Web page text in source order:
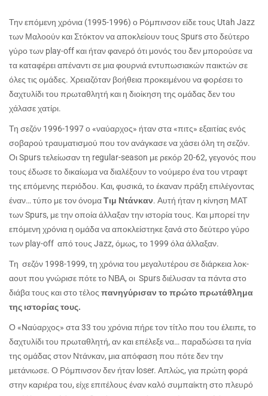
Την επόμενη χρόνια (1995-1996) ο Ρόμπινσον είδε τους Utah Jazz
των Μαλοούν και Στόκτον να αποκλείουν τους Spurs στο δεύτερο
γύρο των play-off και ήταν φανερό ότι μονός του δεν μπορούσε να
τα καταφέρει απέναντι σε μια φουρνιά εντυπωσιακών παικτών σε
όλες τις ομάδες. Χρειαζόταν βοήθεια προκειμένου να φορέσει το
δαχτυλίδι του πρωταθλητή και η διοίκηση της ομάδας δεν του
χάλασε χατίρι.
Τη σεζόν 1996-1997 ο «ναύαρχος» ήταν στα «πιτς» εξαιτίας ενός
σοβαρού τραυματισμού που τον ανάγκασε να χάσει όλη τη σεζόν.
Οι Spurs τελείωσαν τη regular-season με ρεκόρ 20-62, γεγονός που
τους έδωσε το δικαίωμα να διαλέξουν το νούμερο ένα του ντραφτ
της επόμενης περιόδου. Και, φυσικά, το έκαναν πράξη επιλέγοντας
έναν… τύπο με τον όνομαΤιμ Ντάνκαν. Αυτή ήταν η κίνηση ΜΑΤ
των Spurs, με την οποία άλλαξαν την ιστορία τους. Και μπορεί την
επόμενη χρόνια η ομάδα να αποκλείστηκε ξανά στο δεύτερο γύρο
των play-off από τους Jazz, όμως, το 1999 όλα άλλαξαν.
Τη σεζόν 1998-1999, τη χρόνια του μεγαλυτέρου σε διάρκεια λοκ-
αουτ που γνώρισε πότε το ΝΒΑ, οι Spurs διέλυσαν τα πάντα στο
διάβα τους και στο τέλος πανηγύρισαν το πρώτο πρωτάθλημα
της ιστορίας τους.
Ο «Nαύαρχος» στα 33 του χρόνια πήρε τον τίτλο που του έλειπε, το
δαχτυλίδι του πρωταθλητή, αν και επέλεξε να… παραδώσει τα ηνία
της ομάδας στον Ντάνκαν, μια απόφαση που πότε δεν την
μετάνιωσε. Ο Ρόμπινσον δεν ήταν loser. Απλώς, για πρώτη φορά
στην καριέρα του, είχε επιτέλους έναν καλό συμπαίκτη στο πλευρό